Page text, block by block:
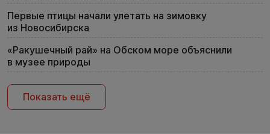
Первые птицы начали улетать на зимовку
из Новосибирска
«Ракушечный рай» на Обском море объяснили
в музее природы
Показать ещё